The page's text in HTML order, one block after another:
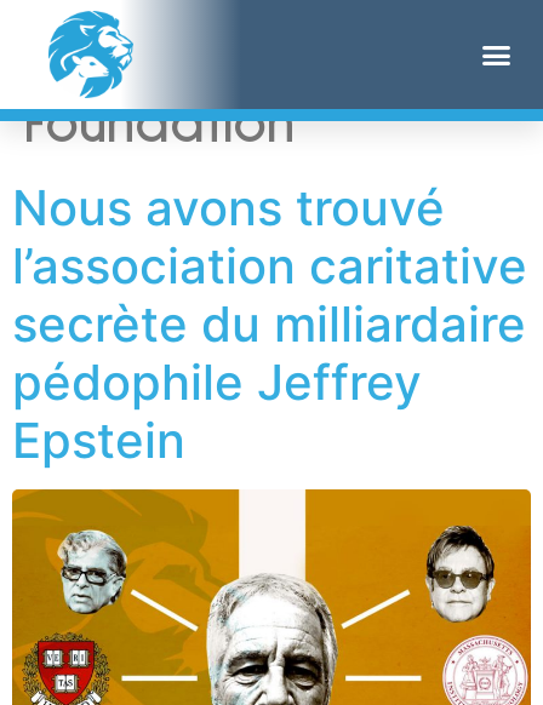
Étiquette :
Foundation
Nous avons trouvé
l’association caritative
secrète du milliardaire
pédophile Jeffrey
Epstein